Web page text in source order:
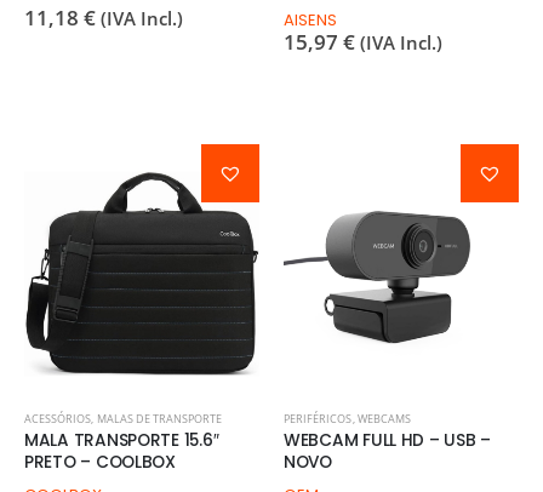
11,18 € (IVA Incl.)
AISENS
15,97 € (IVA Incl.)
ACESSÓRIOS, MALAS DE TRANSPORTE
MALA TRANSPORTE 15.6″
PRETO – COOLBOX
PERIFÉRICOS,WEBCAMS
WEBCAM FULL HD – USB –
NOVO